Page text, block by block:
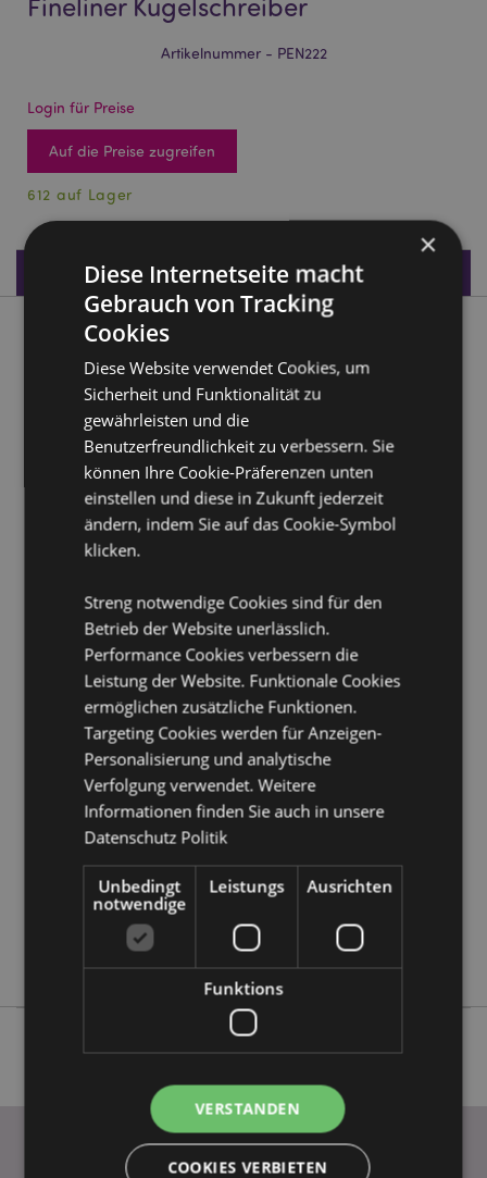
Artikelnummer - PEN222
Login für Preise
Auf die Preise zugreifen
612 auf Lager
Produktdaten
Produktbeschreibung
Adoramals Bunny Kaninchen Hase Fineliner Kugelschreiber
Material:Plastik und Silikon
Tintenfarbe: Schwarz (Fineliner)
CE Gekennzeichnet:Ja
Nicht geeignet für:0 - 3 Jahre
Möchten Sie mehr über den Einkauf bei Puckator
erfahren?Dann lesen Sie unserenLeitfaden für
Kundeninformationen.
Produktattribute
Information
Höhe 20cm Breite 2.5cm Tiefe 2cm
5055071781629
720
0.025000
Keine
Keine
Keine
Adoramals
×
Diese Internetseite macht
Gebrauch von Tracking
Cookies
Diese Website verwendet Cookies, um
Sicherheit und Funktionalität zu
gewährleisten und die
Benutzerfreundlichkeit zu verbessern. Sie
können Ihre Cookie-Präferenzen unten
einstellen und diese in Zukunft jederzeit
ändern, indem Sie auf das Cookie-Symbol
klicken.
Streng notwendige Cookies sind für den
Betrieb der Website unerlässlich.
Performance Cookies verbessern die
Leistung der Website. Funktionale Cookies
ermöglichen zusätzliche Funktionen.
Targeting Cookies werden für Anzeigen-
Personalisierung und analytische
Verfolgung verwendet. Weitere
Informationen finden Sie auch in unsere
Datenschutz Politik
Unbedingt
notwendige
Leistungs Ausrichten
Funktions
VERSTANDEN
COOKIES VERBIETEN